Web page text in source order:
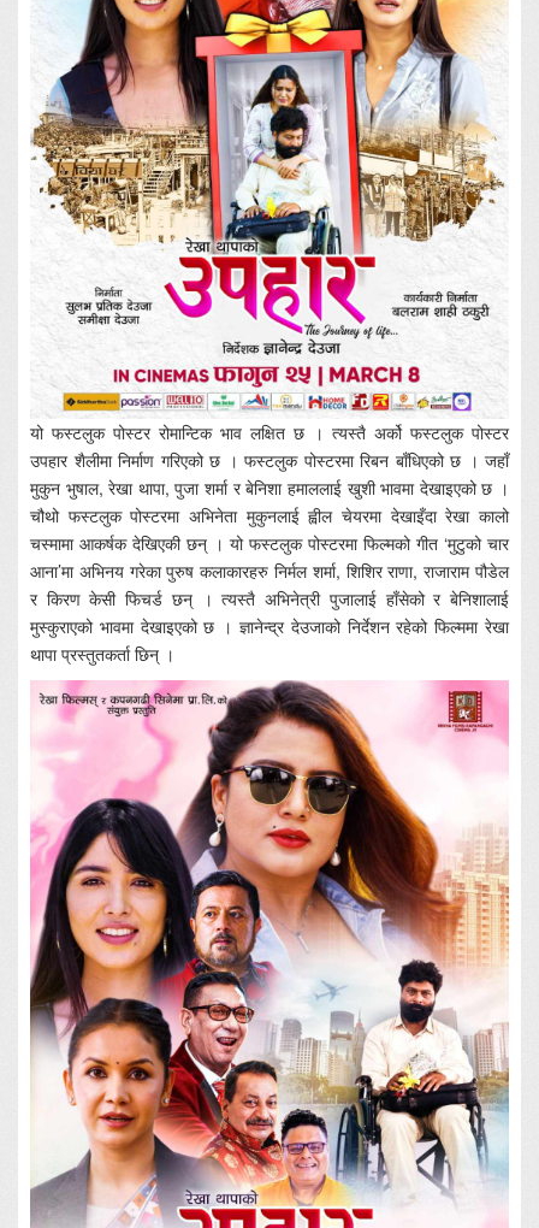
यो फस्टलुक पोस्टर रोमान्टिक भाव लक्षित छ । त्यस्तै अर्को फस्टलुक पोस्टर
उपहार शैलीमा निर्माण गरिएको छ । फस्टलुक पोस्टरमा रिबन बाँधिएको छ । जहाँ
मुकुन भुषाल, रेखा थापा, पुजा शर्मा र बेनिशा हमाललाई खुशी भावमा देखाइएको छ ।
चौथो फस्टलुक पोस्टरमा अभिनेता मुकुनलाई ह्वील चेयरमा देखाइँदा रेखा कालो
चस्मामा आकर्षक देखिएकी छन् । यो फस्टलुक पोस्टरमा फिल्मको गीत ‘मुटुको चार
आना’मा अभिनय गरेका पुरुष कलाकारहरु निर्मल शर्मा, शिशिर राणा, राजाराम पौडेल
र किरण केसी फिचर्ड छन् । त्यस्तै अभिनेत्री पुजालाई हाँसेको र बेनिशालाई
मुस्कुराएको भावमा देखाइएको छ । ज्ञानेन्द्र देउजाको निर्देशन रहेको फिल्ममा रेखा
थापा प्रस्तुतकर्ता छिन् ।